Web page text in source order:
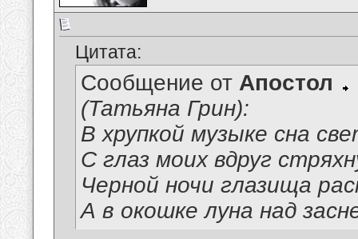
Цитата:
Сообщение от Апостол
(Татьяна Грин):
В хрупкой музыке сна
С глаз моих вдруг
Черной ночи глазища
А в окошке луна над